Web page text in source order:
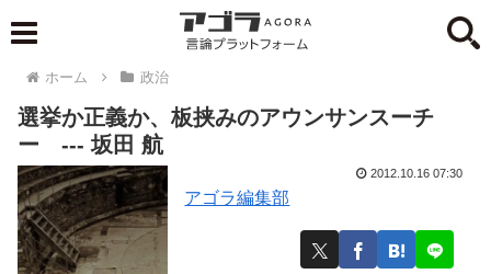
ホーム 政治
選挙か正義か、板挟みのアウンサンスーチ
ー --- 坂田 航
アゴラ編集部
2012.10.16 07:30